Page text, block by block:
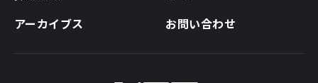
アーカイブス
お問い合わせ